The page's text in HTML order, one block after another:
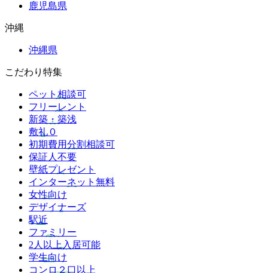
鹿児島県
沖縄
沖縄県
こだわり特集
ペット相談可
フリーレント
新築・築浅
敷礼０
初期費用分割相談可
保証人不要
壁紙プレゼント
インターネット無料
女性向け
デザイナーズ
駅近
ファミリー
2人以上入居可能
学生向け
コンロ２口以上